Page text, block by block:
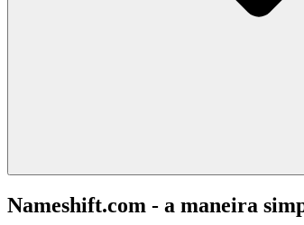
Nameshift.com - a maneira